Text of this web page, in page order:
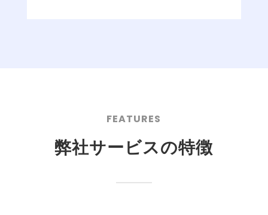
FEATURES
弊社サービスの特徴